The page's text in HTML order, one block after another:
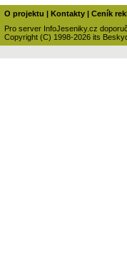
O projektu | Kontakty | Ceník
Pro server InfoJeseniky.cz
Copyright (C) 1998-2026 its